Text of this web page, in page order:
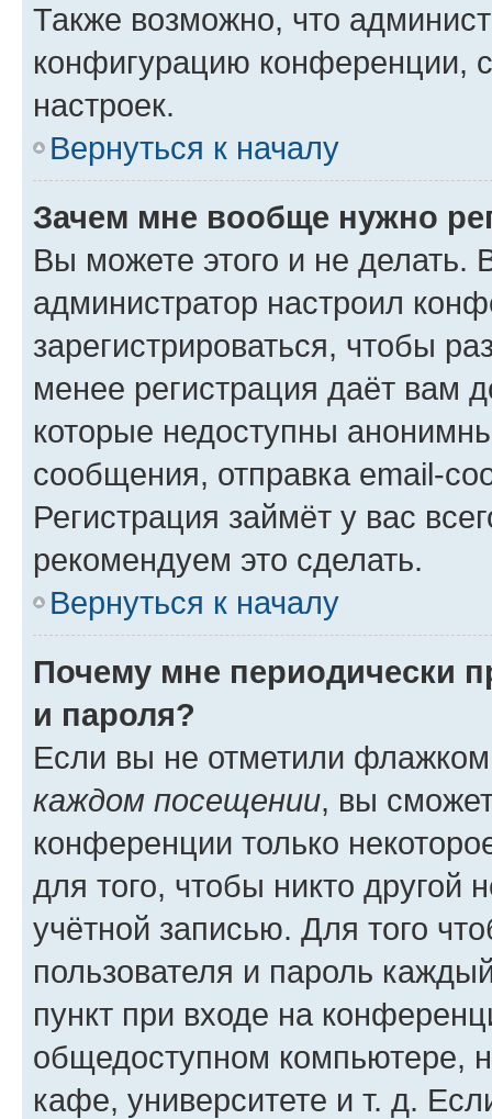
Также возможно, что
конфигурацию конференции,
настроек.
Вернуться к началу
Зачем мне вообще нужно
Вы можете этого и не делать.
администратор настроил
зарегистрироваться, чтобы
менее регистрация даёт вам
которые недоступны
сообщения, отправка email-
Регистрация займёт у вас
рекомендуем это сделать.
Вернуться к началу
Почему мне периодически
и пароля?
Если вы не отметили
каждом посещении, вы
конференции только
для того, чтобы никто другой
учётной записью. Для того
пользователя и пароль
пункт при входе на
общедоступном компьютере,
кафе, университете и т. д.